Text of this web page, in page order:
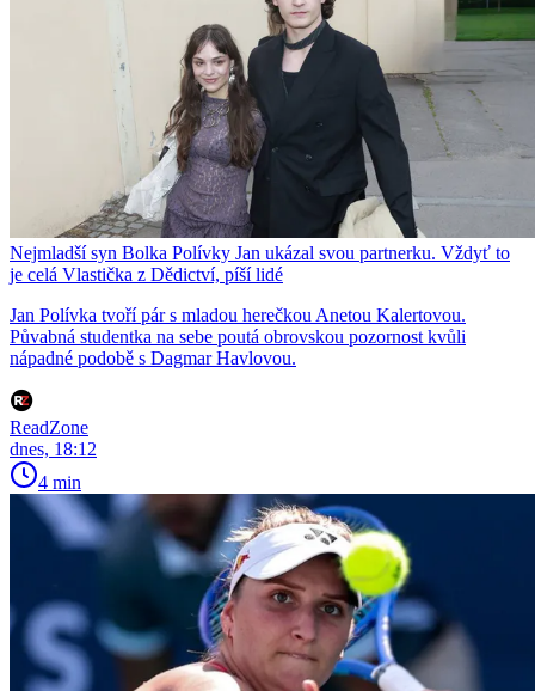
Nejmladší syn Bolka Polívky Jan ukázal svou partnerku. Vždyť to
je celá Vlastička z Dědictví, píší lidé
Jan Polívka tvoří pár s mladou herečkou Anetou Kalertovou.
Půvabná studentka na sebe poutá obrovskou pozornost kvůli
nápadné podobě s Dagmar Havlovou.
ReadZone
dnes, 18:12
4 min